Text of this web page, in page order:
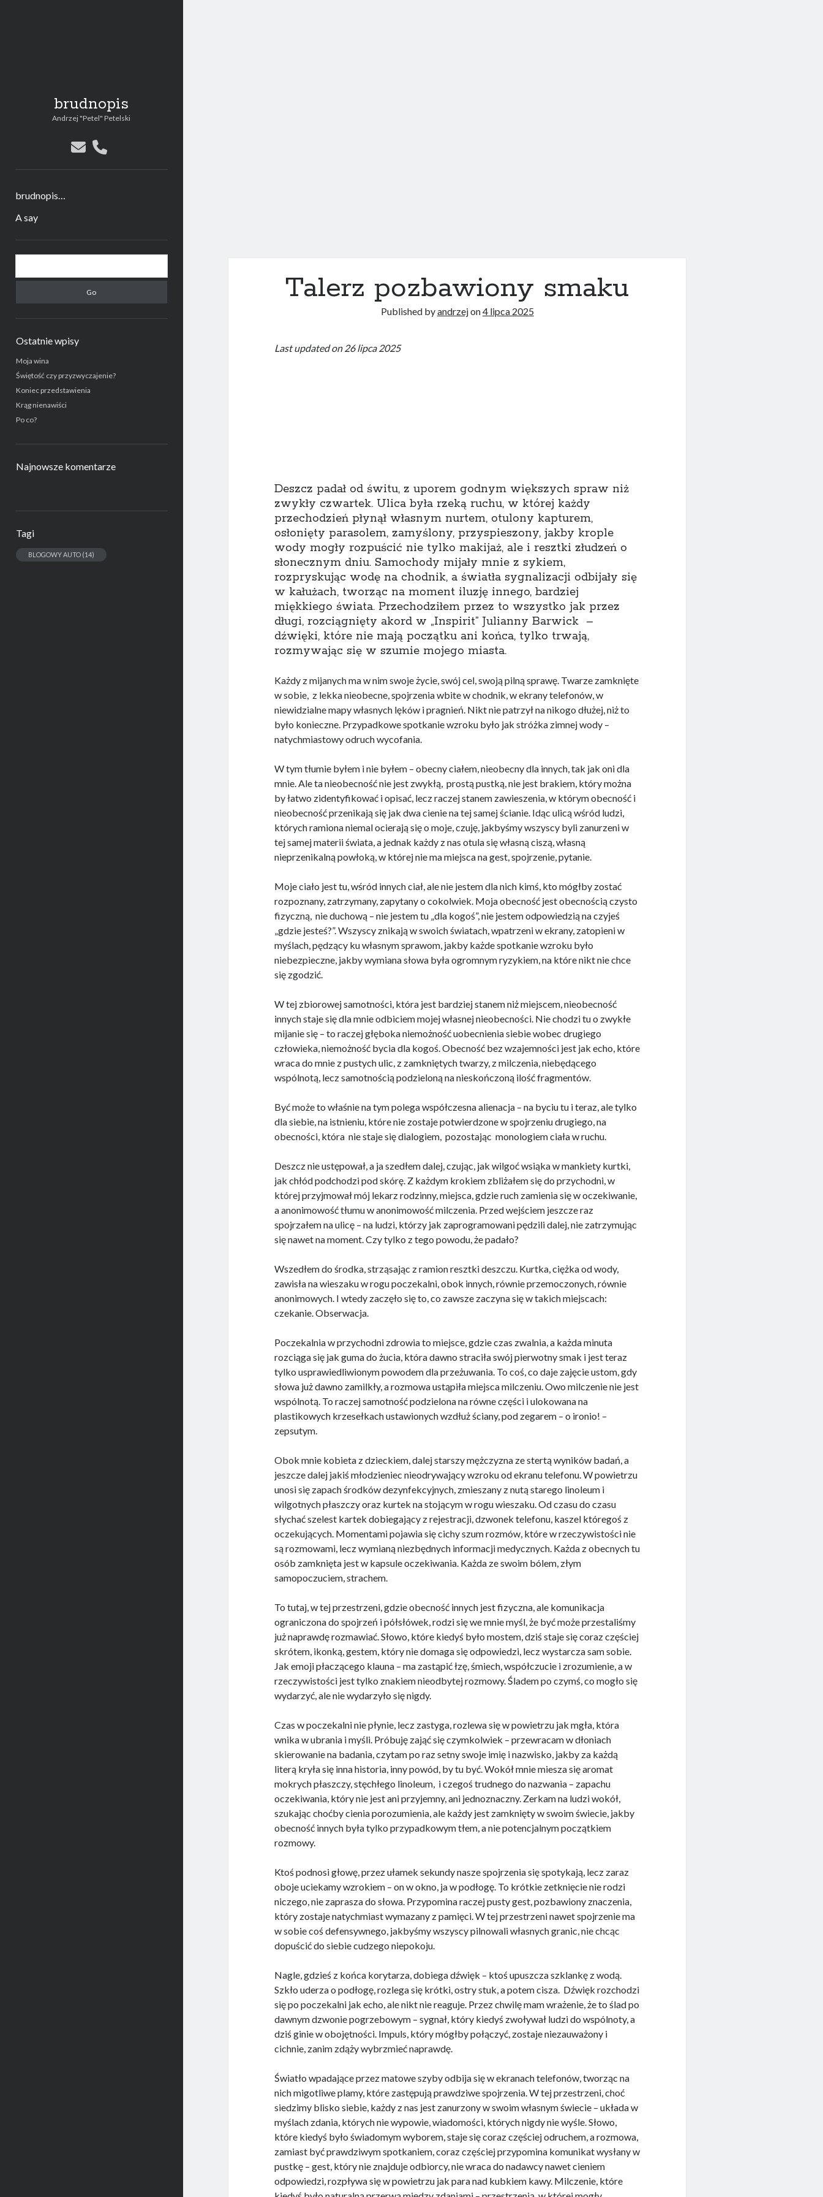
brudnopis
Andrzej "Petel" Petelski
emailphone
brudnopis…
A say
Sidebar
Ostatnie wpisy
Moja wina
Świętość czy przyzwyczajenie?
Koniec przedstawienia
Krąg nienawiści
Po co?
Najnowsze komentarze
Tagi
BLOGOWY AUTO(14)
Talerz pozbawiony smaku
Published byandrzejon4 lipca 2025
Last updated on 26 lipca 2025
Deszcz padał od świtu, z uporem godnym większych spraw niż
zwykły czwartek. Ulica była rzeką ruchu, w której każdy
przechodzień płynął własnym nurtem, otulony kapturem,
osłonięty parasolem, zamyślony, przyspieszony, jakby krople
wody mogły rozpuścić nie tylko makijaż, ale i resztki złudzeń o
słonecznym dniu. Samochody mijały mnie z sykiem,
rozpryskując wodę na chodnik, a światła sygnalizacji odbijały się
w kałużach, tworząc na moment iluzję innego, bardziej
miękkiego świata. Przechodziłem przez to wszystko jak przez
długi, rozciągnięty akord w „Inspirit” Julianny Barwick –
dźwięki, które nie mają początku ani końca, tylko trwają,
rozmywając się w szumie mojego miasta.
Każdy z mijanych ma w nim swoje życie, swój cel, swoją pilną sprawę. Twarze zamknięte
w sobie, z lekka nieobecne, spojrzenia wbite w chodnik, w ekrany telefonów, w
niewidzialne mapy własnych lęków i pragnień. Nikt nie patrzył na nikogo dłużej, niż to
było konieczne. Przypadkowe spotkanie wzroku było jak stróżka zimnej wody –
natychmiastowy odruch wycofania.
W tym tłumie byłem i nie byłem – obecny ciałem, nieobecny dla innych, tak jak oni dla
mnie. Ale ta nieobecność nie jest zwykłą, prostą pustką, nie jest brakiem, który można
by łatwo zidentyfikować i opisać, lecz raczej stanem zawieszenia, w którym obecność i
nieobecność przenikają się jak dwa cienie na tej samej ścianie. Idąc ulicą wśród ludzi,
których ramiona niemal ocierają się o moje, czuję, jakbyśmy wszyscy byli zanurzeni w
tej samej materii świata, a jednak każdy z nas otula się własną ciszą, własną
nieprzenikalną powłoką, w której nie ma miejsca na gest, spojrzenie, pytanie.
Moje ciało jest tu, wśród innych ciał, ale nie jestem dla nich kimś, kto mógłby zostać
rozpoznany, zatrzymany, zapytany o cokolwiek. Moja obecność jest obecnością czysto
fizyczną, nie duchową – nie jestem tu „dla kogoś”, nie jestem odpowiedzią na czyjeś
„gdzie jesteś?”. Wszyscy znikają w swoich światach, wpatrzeni w ekrany, zatopieni w
myślach, pędzący ku własnym sprawom, jakby każde spotkanie wzroku było
niebezpieczne, jakby wymiana słowa była ogromnym ryzykiem, na które nikt nie chce
się zgodzić.
W tej zbiorowej samotności, która jest bardziej stanem niż miejscem, nieobecność
innych staje się dla mnie odbiciem mojej własnej nieobecności. Nie chodzi tu o zwykłe
mijanie się – to raczej głęboka niemożność uobecnienia siebie wobec drugiego
człowieka, niemożność bycia dla kogoś. Obecność bez wzajemności jest jak echo, które
wraca do mnie z pustych ulic, z zamkniętych twarzy, z milczenia, niebędącego
wspólnotą, lecz samotnością podzieloną na nieskończoną ilość fragmentów.
Być może to właśnie na tym polega współczesna alienacja – na byciu tu i teraz, ale tylko
dla siebie, na istnieniu, które nie zostaje potwierdzone w spojrzeniu drugiego, na
obecności, która nie staje się dialogiem, pozostając monologiem ciała w ruchu.
Deszcz nie ustępował, a ja szedłem dalej, czując, jak wilgoć wsiąka w mankiety kurtki,
jak chłód podchodzi pod skórę. Z każdym krokiem zbliżałem się do przychodni, w
której przyjmował mój lekarz rodzinny, miejsca, gdzie ruch zamienia się w oczekiwanie,
a anonimowość tłumu w anonimowość milczenia. Przed wejściem jeszcze raz
spojrzałem na ulicę – na ludzi, którzy jak zaprogramowani pędzili dalej, nie zatrzymując
się nawet na moment. Czy tylko z tego powodu, że padało?
Wszedłem do środka, strząsając z ramion resztki deszczu. Kurtka, ciężka od wody,
zawisła na wieszaku w rogu poczekalni, obok innych, równie przemoczonych, równie
anonimowych. I wtedy zaczęło się to, co zawsze zaczyna się w takich miejscach:
czekanie. Obserwacja.
Poczekalnia w przychodni zdrowia to miejsce, gdzie czas zwalnia, a każda minuta
rozciąga się jak guma do żucia, która dawno straciła swój pierwotny smak i jest teraz
tylko usprawiedliwionym powodem dla przeżuwania. To coś, co daje zajęcie ustom, gdy
słowa już dawno zamilkły, a rozmowa ustąpiła miejsca milczeniu. Owo milczenie nie jest
wspólnotą. To raczej samotność podzielona na równe części i ulokowana na
plastikowych krzesełkach ustawionych wzdłuż ściany, pod zegarem – o ironio! –
zepsutym.
Obok mnie kobieta z dzieckiem, dalej starszy mężczyzna ze stertą wyników badań, a
jeszcze dalej jakiś młodzieniec nieodrywający wzroku od ekranu telefonu. W powietrzu
unosi się zapach środków dezynfekcyjnych, zmieszany z nutą starego linoleum i
wilgotnych płaszczy oraz kurtek na stojącym w rogu wieszaku. Od czasu do czasu
słychać szelest kartek dobiegający z rejestracji, dzwonek telefonu, kaszel któregoś z
oczekujących. Momentami pojawia się cichy szum rozmów, które w rzeczywistości nie
są rozmowami, lecz wymianą niezbędnych informacji medycznych. Każda z obecnych tu
osób zamknięta jest w kapsule oczekiwania. Każda ze swoim bólem, złym
samopoczuciem, strachem.
To tutaj, w tej przestrzeni, gdzie obecność innych jest fizyczna, ale komunikacja
ograniczona do spojrzeń i półsłówek, rodzi się we mnie myśl, że być może przestaliśmy
już naprawdę rozmawiać. Słowo, które kiedyś było mostem, dziś staje się coraz częściej
skrótem, ikonką, gestem, który nie domaga się odpowiedzi, lecz wystarcza sam sobie.
Jak emoji płaczącego klauna – ma zastąpić łzę, śmiech, współczucie i zrozumienie, a w
rzeczywistości jest tylko znakiem nieodbytej rozmowy. Śladem po czymś, co mogło się
wydarzyć, ale nie wydarzyło się nigdy.
Czas w poczekalni nie płynie, lecz zastyga, rozlewa się w powietrzu jak mgła, która
wnika w ubrania i myśli. Próbuję zająć się czymkolwiek – przewracam w dłoniach
skierowanie na badania, czytam po raz setny swoje imię i nazwisko, jakby za każdą
literą kryła się inna historia, inny powód, by tu być. Wokół mnie miesza się aromat
mokrych płaszczy, stęchłego linoleum, i czegoś trudnego do nazwania – zapachu
oczekiwania, który nie jest ani przyjemny, ani jednoznaczny. Zerkam na ludzi wokół,
szukając choćby cienia porozumienia, ale każdy jest zamknięty w swoim świecie, jakby
obecność innych była tylko przypadkowym tłem, a nie potencjalnym początkiem
rozmowy.
Ktoś podnosi głowę, przez ułamek sekundy nasze spojrzenia się spotykają, lecz zaraz
oboje uciekamy wzrokiem – on w okno, ja w podłogę. To krótkie zetknięcie nie rodzi
niczego, nie zaprasza do słowa. Przypomina raczej pusty gest, pozbawiony znaczenia,
który zostaje natychmiast wymazany z pamięci. W tej przestrzeni nawet spojrzenie ma
w sobie coś defensywnego, jakbyśmy wszyscy pilnowali własnych granic, nie chcąc
dopuścić do siebie cudzego niepokoju.
Nagle, gdzieś z końca korytarza, dobiega dźwięk – ktoś upuszcza szklankę z wodą.
Szkło uderza o podłogę, rozlega się krótki, ostry stuk, a potem cisza. Dźwięk rozchodzi
się po poczekalni jak echo, ale nikt nie reaguje. Przez chwilę mam wrażenie, że to ślad po
dawnym dzwonie pogrzebowym – sygnał, który kiedyś zwoływał ludzi do wspólnoty, a
dziś ginie w obojętności. Impuls, który mógłby połączyć, zostaje niezauważony i
cichnie, zanim zdąży wybrzmieć naprawdę.
Światło wpadające przez matowe szyby odbija się w ekranach telefonów, tworząc na
nich migotliwe plamy, które zastępują prawdziwe spojrzenia. W tej przestrzeni, choć
siedzimy blisko siebie, każdy z nas jest zanurzony w swoim własnym świecie – układa w
myślach zdania, których nie wypowie, wiadomości, których nigdy nie wyśle. Słowo,
które kiedyś było świadomym wyborem, staje się coraz częściej odruchem, a rozmowa,
zamiast być prawdziwym spotkaniem, coraz częściej przypomina komunikat wysłany w
pustkę – gest, który nie znajduje odbiorcy, nie wraca do nadawcy nawet cieniem
odpowiedzi, rozpływa się w powietrzu jak para nad kubkiem kawy. Milczenie, które